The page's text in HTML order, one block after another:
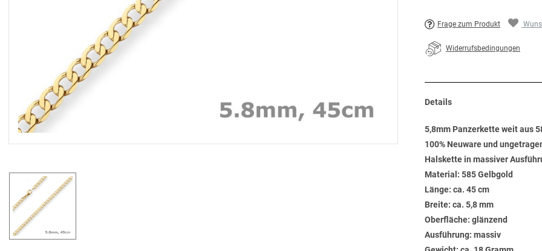
Frage zum Produkt
Widerrufsbedingungen
Details
5,8mm Panzerkette weit aus
100% Neuware und
Halskette in massiver
Material: 585 Gelbgold
Länge: ca. 45 cm
Breite: ca. 5,8 mm
Oberfläche: glänzend
Ausführung: massiv